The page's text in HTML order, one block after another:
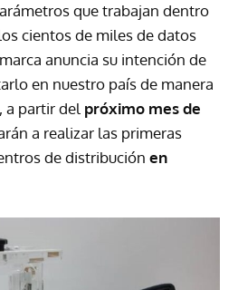
que trabajan dentro
cientos de miles de datos
anuncia su intención de
en nuestro país de manera
a partir del próximo mes de
a realizar las primeras
de distribución en